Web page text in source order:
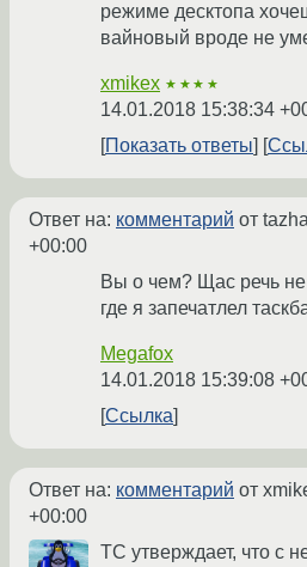
режиме десктопа
вайновый вроде не
xmikex ★★★★
14.01.2018 15:38:34
Показать ответы
Ответ на: комментарий от
+00:00
Вы о чем? Щас речь не
где я запечатлел
Megafox
14.01.2018 15:39:08
Ссылка
Ответ на: комментарий от
+00:00
ТС утверждает, что с